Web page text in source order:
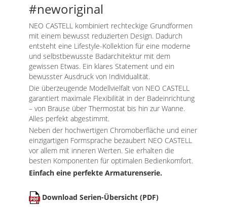
#neworiginal
NEO CASTELL kombiniert rechteckige Grundformen
mit einem bewusst reduzierten Design. Dadurch
entsteht eine Lifestyle-­Kollek­tion für eine moderne
und selbstbewusste Badarchitektur mit dem
gewissen Etwas. Ein klares Statement und ein
bewusster Ausdruck von Individualität.
Die überzeugende Modellvielfalt von NEO CASTELL
garantiert maximale Flexibilität in der Badeinrichtung
– von Brause über Thermostat bis hin zur Wanne.
Alles perfekt abgestimmt.
Neben der hochwertigen Chromoberfläche und einer
einzigartigen Formsprache bezaubert NEO CASTELL
vor allem mit inneren Werten. Sie erhalten die
besten Komponenten für optimalen Bedienkomfort.
Einfach eine perfekte Armaturenserie.
Download Serien-Übersicht (PDF)